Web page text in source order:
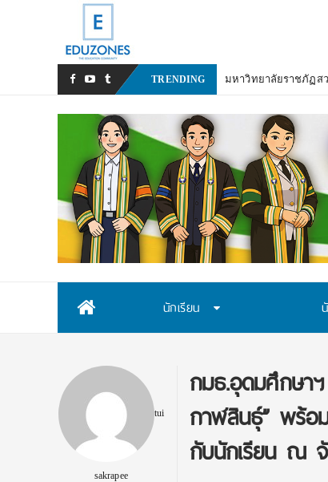
TRENDING
มหาวิทยาลัยราชภัฏส
นักเรียน
tui
sakrapee
กมธ.อุดมศึกษา
กาฬสินธุ์” พร้อ
กับนักเรียน ณ